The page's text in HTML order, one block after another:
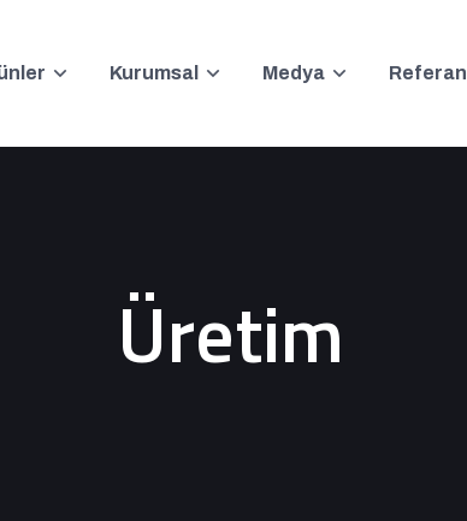
Kurumsal Medya
Üretim